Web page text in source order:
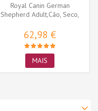
Royal Canin German
Shepherd Adult,Cão, Seco,
62,98 €
MAIS